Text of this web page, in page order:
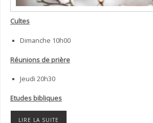
Cultes
Dimanche 10h00
Réunions de prière
Jeudi 20h30
Etudes bibliques
LIRE LA SUITE